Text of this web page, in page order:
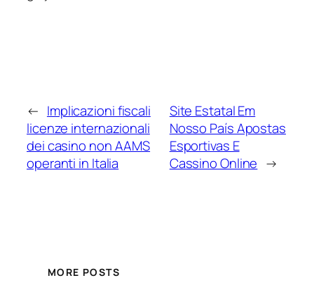
← Implicazioni fiscali
licenze internazionali
dei casino non AAMS
operanti in Italia
Site Estatal Em
Nosso País Apostas
Esportivas E
Cassino Online →
MORE POSTS